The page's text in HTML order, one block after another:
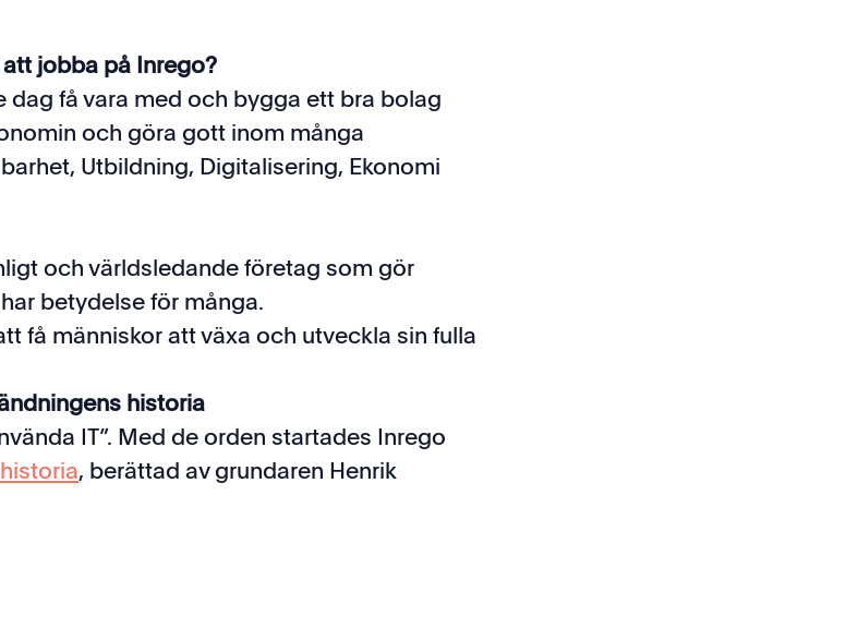
jobba på Inrego?
dag få vara med och bygga ett bra bolag
och göra gott inom många
Utbildning, Digitalisering, Ekonomi
och världsledande företag som gör
betydelse för många.
få människor att växa och utveckla sin fulla
historia
IT”. Med de orden startades Inrego
, berättad av grundaren Henrik